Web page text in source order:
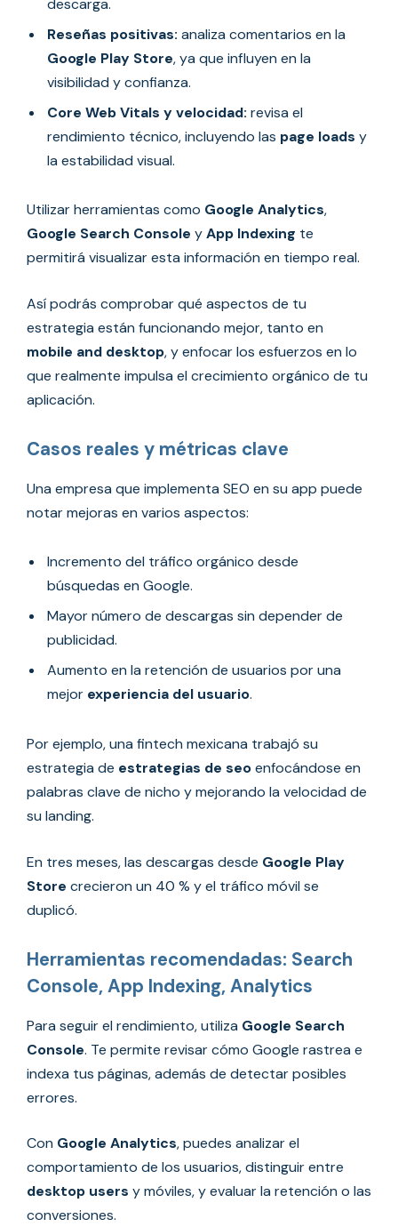
Reseñas positivas: analiza comentarios en la
Google Play Store, ya que influyen en la
visibilidad y confianza.
Core Web Vitals y velocidad: revisa el
rendimiento técnico, incluyendo las page loads y
la estabilidad visual.
Utilizar herramientas como Google Analytics,
Google Search Console yApp Indexing te
permitirá visualizar esta información en tiempo real.
Así podrás comprobar qué aspectos de tu
estrategia están funcionando mejor, tanto en
mobile and desktop, y enfocar los esfuerzos en lo
que realmente impulsa el crecimiento orgánico de tu
aplicación.
Casos reales y métricas clave
Una empresa que implementa SEO en su app puede
notar mejoras en varios aspectos:
Incremento del tráfico orgánico desde
búsquedas en Google.
Mayor número de descargas sin depender de
publicidad.
Aumento en la retención de usuarios por una
mejor experiencia del usuario.
Por ejemplo, una fintech mexicana trabajó su
estrategia de estrategias de seoenfocándose en
palabras clave de nicho y mejorando la velocidad de
su landing.
En tres meses, las descargas desde Google Play
Store crecieron un 40 % y el tráfico móvil se
duplicó.
Herramientas recomendadas: Search
Console, App Indexing, Analytics
Para seguir el rendimiento, utiliza Google Search
Console. Te permite revisar cómo Google rastrea e
indexa tus páginas, además de detectar posibles
errores.
Con Google Analytics, puedes analizar el
comportamiento de los usuarios, distinguir entre
desktop users y móviles, y evaluar la retención o las
conversiones.